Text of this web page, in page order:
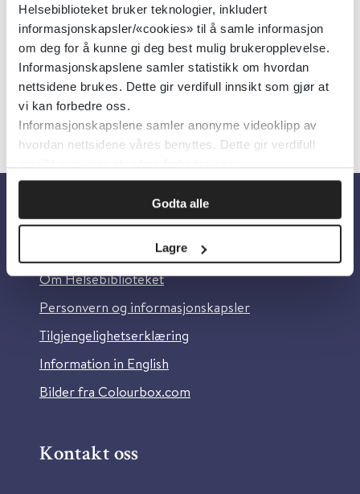
Helsebiblioteket bruker teknologier, inkludert
informasjonskapsler/«cookies» til å samle informasjon
om deg for å kunne gi deg best mulig brukeropplevelse.
Informasjonskapslene samler statistikk om hvordan
nettsidene brukes. Dette gir verdifull innsikt som gjør at
vi kan forbedre oss.
Informasjonskapslene samler anonyme videoklipp av
hvordan nettsidene våres benyttes. Dette gir verdifull
Godta alle
Lagre
lidelser. Relevant for behandlere, team,
spesialisthelsetjeneste og kommune.
Om oss
Om Helsebiblioteket
Personvern og informasjonskapsler
Tilgjengelighetserklæring
Information in English
Bilder fra Colourbox.com
Kontakt oss